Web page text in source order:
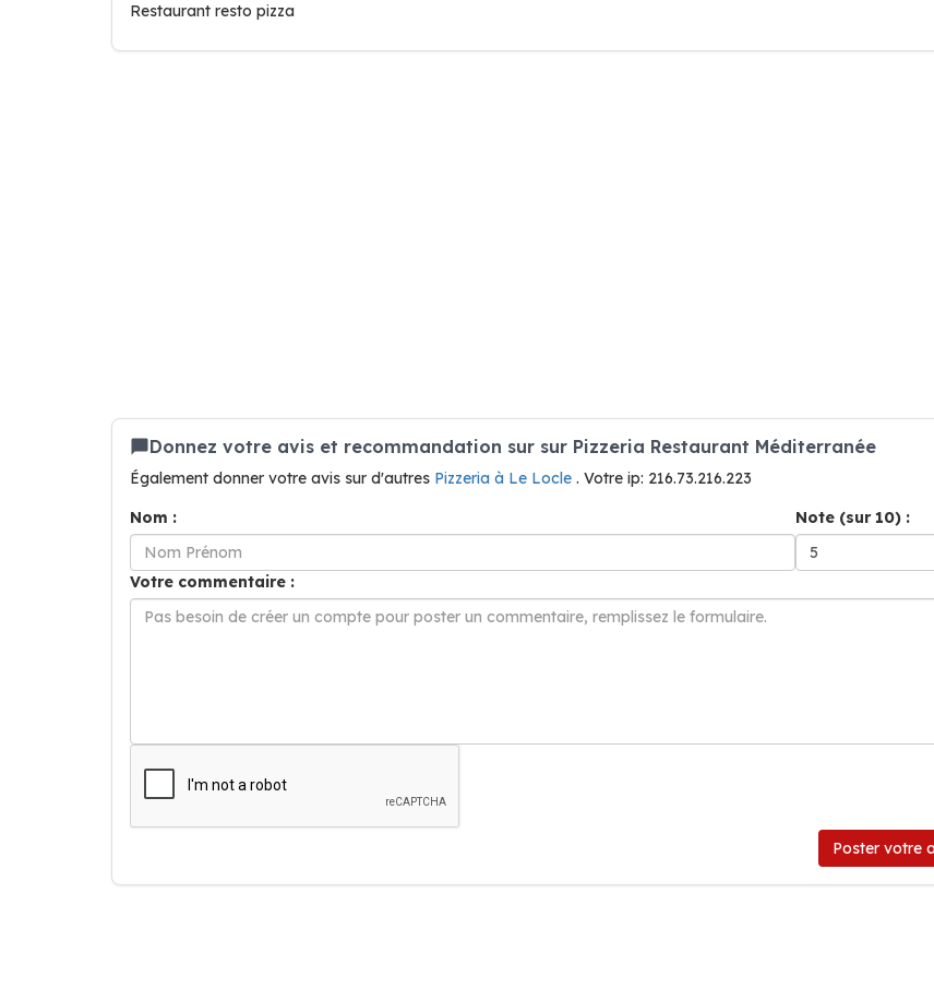
Restaurant resto pizza
Donnez votre avis et recommandation sur sur Pizzeria Restaurant Méditerranée
Également donner votre avis sur d'autres Pizzeria à Le Locle . Votre ip: 216.73.216.223
Nom :
Note (sur 10) :
Votre commentaire :
Poster votre